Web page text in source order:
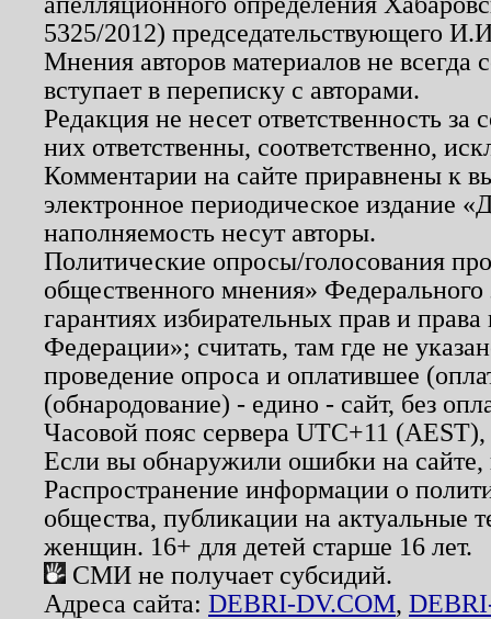
5325/2012) председательствующего
Мнения авторов материалов не
вступает в переписку с авторами.
Редакция не несет ответственность
них ответственны, соответственно,
Комментарии на сайте приравнены к
электронное периодическое издание
наполняемость несут авторы.
Политические опросы/голосования
общественного мнения»
гарантиях избирательных прав и
Федерации»; считать, там где не
проведение опроса и оплатившее
(обнародование) - едино - сайт, без
Часовой пояс сервера UTC+11
Если вы обнаружили ошибки на
Распространение информации о
общества, публикации на актуальные
женщин. 16+ для детей старше 16 лет.
СМИ не получает субсидий.
Адреса сайта: DEBRI-DV.COM,